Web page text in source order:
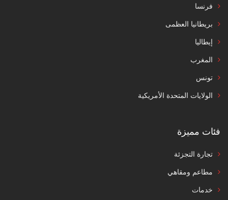
فرنسا
بريطانيا العظمى
إيطاليا
المغرب
تونس
الولايات المتحدة الأمريكية
فئات مميزة
تجارة التجزئة
مطاعم ومقاهي
خدمات